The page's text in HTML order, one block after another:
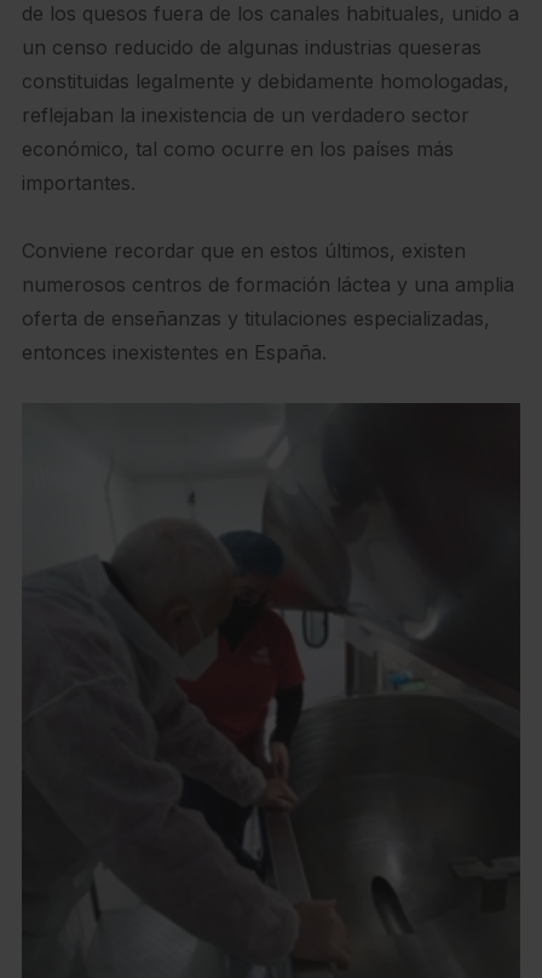
de los quesos fuera de los canales habituales, unido a
un censo reducido de algunas industrias queseras
constituidas legalmente y debidamente homologadas,
reflejaban la inexistencia de un verdadero sector
económico, tal como ocurre en los países más
importantes.
Conviene recordar que en estos últimos, existen
numerosos centros de formación láctea y una amplia
oferta de enseñanzas y titulaciones especializadas,
entonces inexistentes en España.